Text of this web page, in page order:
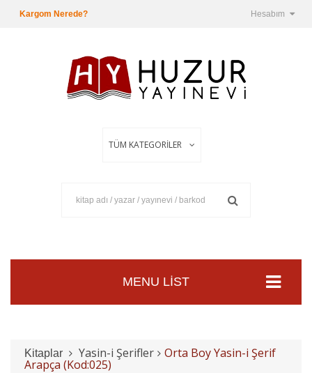
Hesabım
Kargom Nerede?
MENU LIST
Kitaplar Yasin-i Şerifler Orta Boy Yasin-i Şerif
Arapça (Kod:025)